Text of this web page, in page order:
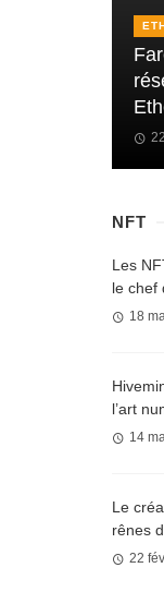
NFT
Les
le chef
18
l’art
14
Le
rênes
22